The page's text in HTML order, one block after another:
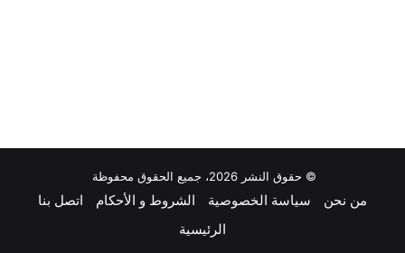
© حقوق النشر 2026، جميع الحقوق محفوظة
من نحن سياسة الخصوصية الشروط و الأحكام
اتصل بنا
الرئيسية